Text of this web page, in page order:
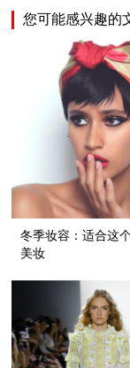
您可能感兴趣的
冬季妆容：适合这
美妆